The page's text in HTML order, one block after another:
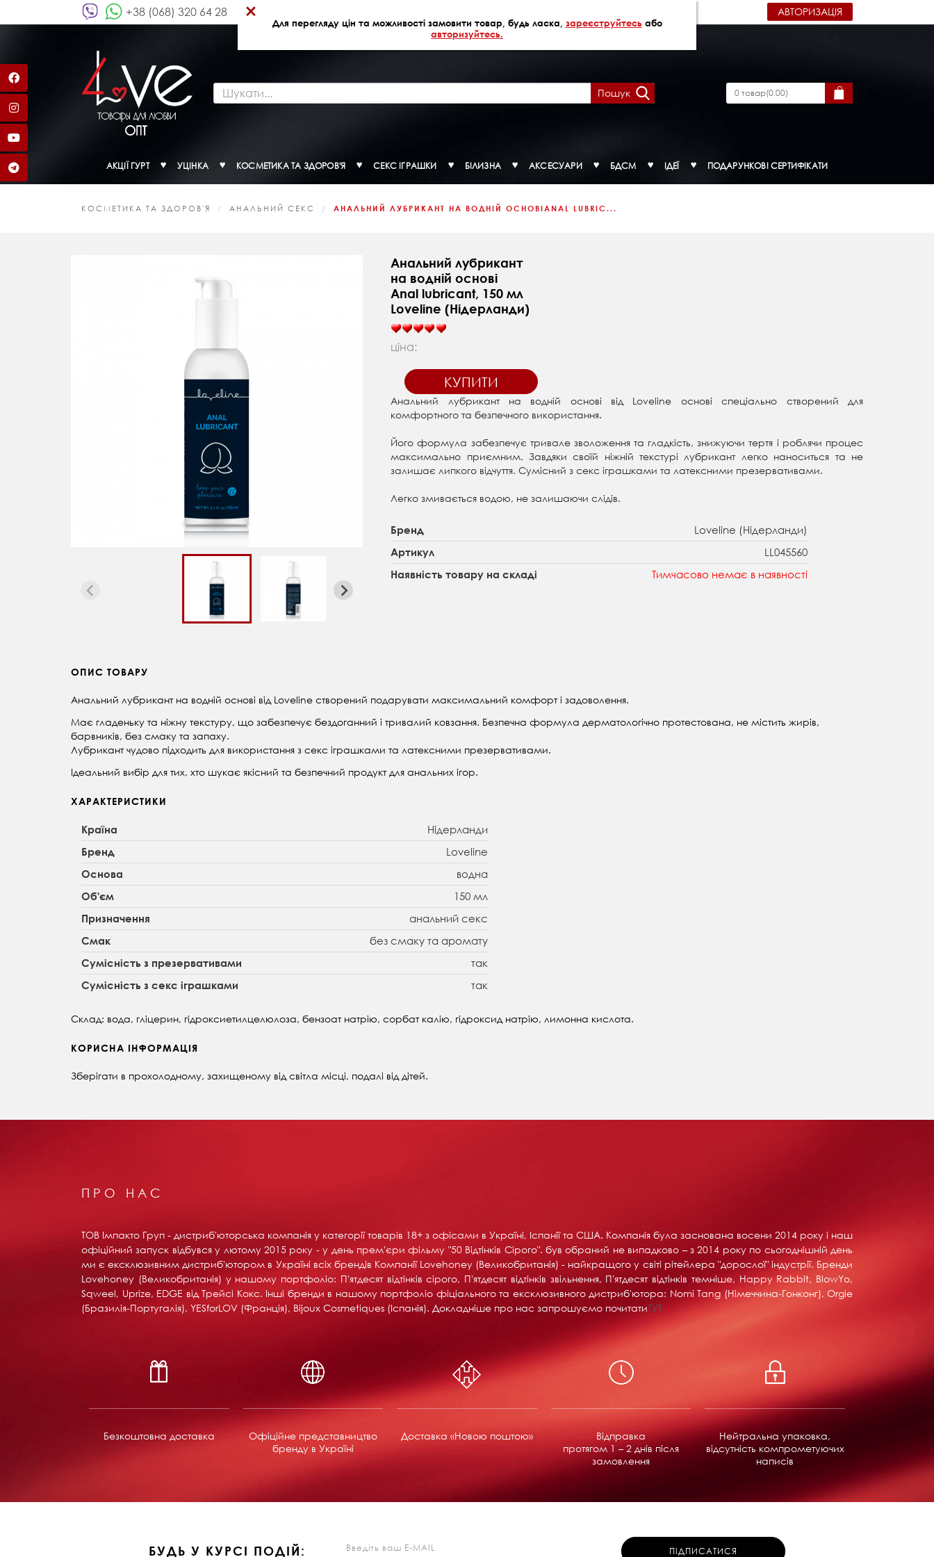
Для перегляду цін та можливості замовити товар, будь ласка, зареєструйтесьабо
авторизуйтесь.
×
+38 (068) 320 64 28 АВТОРИЗАЦІЯ
Пошук 0товар(0.00)
АКЦІЇ ГУРТ УЦІНКА КОСМЕТИКА ТА ЗДОРОВ'Я СЕКС ІГРАШКИ БІЛИЗНА АКСЕСУАРИ БДСМ ІДЕЇ ПОДАРУНКОВІ СЕРТИФІКАТИ
КОСМЕТИКА ТА ЗДОРОВ'Я АНАЛЬНИЙ СЕКС АНАЛЬНИЙ ЛУБРИКАНТ НА ВОДНІЙ ОСНОВІANAL LUBRIC...
Анальний лубрикант
на водній основі
Anal lubricant, 150 мл
Loveline (Нідерланди)
ціна:
КУПИТИ
Анальний лубрикант на водній основі від Loveline основі спеціально створений для
комфортного та безпечного використання.
Його формула забезпечує тривале зволоження та гладкість, знижуючи тертя і роблячи процес
максимально приємним. Завдяки своїй ніжній текстурі лубрикант легко наноситься та не
залишає липкого відчуття. Сумісний з секс іграшками та латексними презервативами.
Легко змивається водою, не залишаючи слідів.
Бренд Loveline (Нідерланди)
Артикул LL045560
Наявність товару на складі Тимчасово немає в наявності
ОПИС ТОВАРУ
Анальний лубрикант на водній основі від Loveline створений подарувати максимальний комфорт і задоволення.
Має гладеньку та ніжну текстуру, що забезпечує бездоганний і тривалий ковзання. Безпечна формула дерматологічно протестована, не містить жирів,
барвників, без смаку та запаху.
Лубрикант чудово підходить для використання з секс іграшками та латексними презервативами.
Ідеальний вибір для тих, хто шукає якісний та безпечний продукт для анальних ігор.
ХАРАКТЕРИСТИКИ
Країна Нідерланди
Бренд Loveline
Основа водна
Об'єм 150 мл
Призначення анальний секс
Смак без смаку та аромату
Сумісність з презервативами так
Сумісність з секс іграшками так
Склад: вода, гліцерин, гідроксиетилцелюлоза, бензоат натрію, сорбат калію, гідроксид натрію, лимонна кислота.
КОРИСНА ІНФОРМАЦІЯ
Зберігати в прохолодному, захищеному від світла місці, подалі від дітей.
ПРО НАС
ТОВ Імпакто Груп - дистриб'юторська компанія у категорії товарів 18+ ​​з офісами в Україні, Іспанії та США. Компанія була заснована восени 2014 року і наш
офіційний запуск відбувся у лютому 2015 року - у день прем'єри фільму "50 Відтінків Сірого". був обраний не випадково – з 2014 року по сьогоднішній день
ми є ексклюзивним дистриб'ютором в Україні всіх брендів Компанії Lovehoney (Великобританія) - найкращого у світі рітейлера "дорослої" індустрії. Бренди
Lovehoney (Великобританія) у нашому портфоліо: П'ятдесят відтінків сірого, П'ятдесят відтінків звільнення, П'ятдесят відтінків темніше, Happy Rabbit, BlowYo,
Sqweel, Uprize, EDGE від Трейсі Кокс. Інші бренди в нашому портфоліо фіціального та ексклюзивного дистриб'ютора: Nomi Tang (Німеччина-Гонконг), Orgie
(Бразилія-Португалія), YESforLOV (Франція), Bijoux Cosmetiques (Іспанія). Докладніше про нас запрошуємо почитатиТУТ
Безкоштовна доставка
Офіційне представництво
бренду в Україні
Доставка «Новою поштою»
Відправка
протягом 1 – 2 днів після
замовлення
Нейтральна упаковка,
відсутність компрометуючих
написів
БУДЬ У КУРСІ ПОДІЙ: